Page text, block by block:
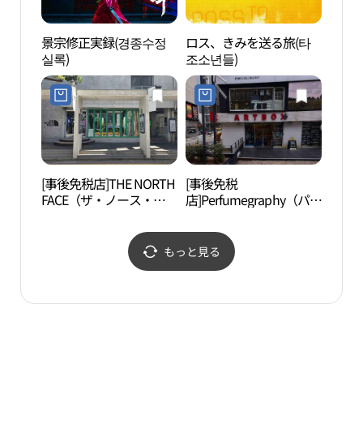
景宗修正実録(경종수정
실록)
ロス、きみを送る旅(타
조소년들)
[事後免税店]THE NORTH
FACE（ザ・ノース・フ
学路）店(노스페이스 대
[事後免税
店]Perfumegraphy（パフ
ェファ（恵化）(퍼퓸그
라피 혜화)
もっと見る